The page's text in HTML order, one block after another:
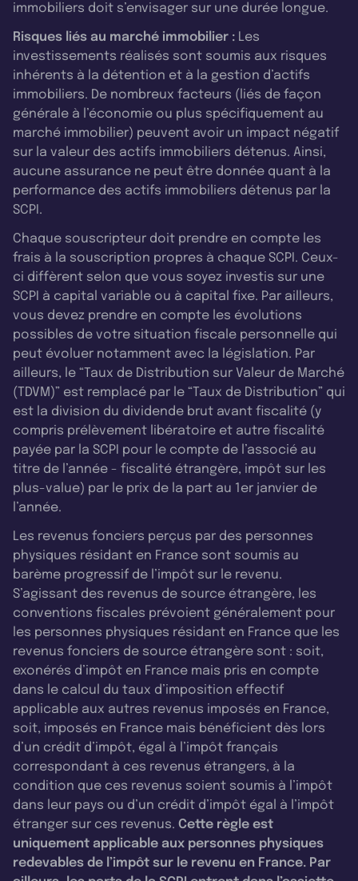
immobiliers doit s’envisager sur une durée longue.
Risques liés au marché immobilier : Les
investissements réalisés sont soumis aux risques
inhérents à la détention et à la gestion d’actifs
immobiliers. De nombreux facteurs (liés de façon
générale à l’économie ou plus spécifiquement au
marché immobilier) peuvent avoir un impact négatif
sur la valeur des actifs immobiliers détenus. Ainsi,
aucune assurance ne peut être donnée quant à la
performance des actifs immobiliers détenus par la
SCPI.
Chaque souscripteur doit prendre en compte les
frais à la souscription propres à chaque SCPI. Ceux-
ci diffèrent selon que vous soyez investis sur une
SCPI à capital variable ou à capital fixe. Par ailleurs,
vous devez prendre en compte les évolutions
possibles de votre situation fiscale personnelle qui
peut évoluer notamment avec la législation. Par
ailleurs, le “Taux de Distribution sur Valeur de Marché
(TDVM)” est remplacé par le “Taux de Distribution” qui
est la division du dividende brut avant fiscalité (y
compris prélèvement libératoire et autre fiscalité
payée par la SCPI pour le compte de l’associé au
titre de l’année - fiscalité étrangère, impôt sur les
plus-value) par le prix de la part au 1er janvier de
l’année.
Les revenus fonciers perçus par des personnes
physiques résidant en France sont soumis au
barème progressif de l’impôt sur le revenu.
S’agissant des revenus de source étrangère, les
conventions fiscales prévoient généralement pour
les personnes physiques résidant en France que les
revenus fonciers de source étrangère sont : soit,
exonérés d’impôt en France mais pris en compte
dans le calcul du taux d’imposition effectif
applicable aux autres revenus imposés en France,
soit, imposés en France mais bénéficient dès lors
d’un crédit d’impôt, égal à l’impôt français
correspondant à ces revenus étrangers, à la
condition que ces revenus soient soumis à l’impôt
dans leur pays ou d’un crédit d’impôt égal à l’impôt
étranger sur ces revenus. Cette règle est
uniquement applicable aux personnes physiques
redevables de l’impôt sur le revenu en France. Par